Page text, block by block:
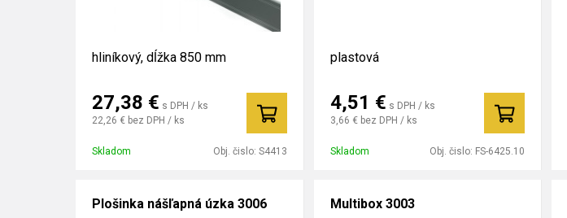
hliníkový, dĺžka 850 mm
27,38 € s DPH / ks
22,26 € bez DPH / ks
Skladom Obj. čislo: S4413
plastová
4,51 € s DPH / ks
3,66 € bez DPH / ks
Skladom Obj. čislo: FS-6425.10
Plošinka nášľapná úzka 3006 Multibox 3003